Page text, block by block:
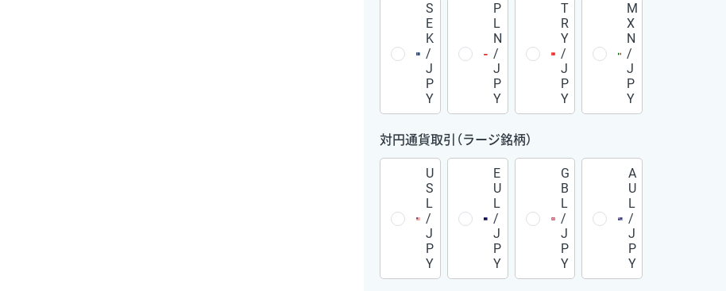
S
E
K
/
J
P
Y
P
L
N
/
J
P
Y
T
R
Y
/
J
P
Y
M
X
N
/
J
P
Y
対円通貨取引（ラージ銘柄）
U
S
L
/
J
P
Y
E
U
L
/
J
P
Y
G
B
L
/
J
P
Y
A
U
L
/
J
P
Y